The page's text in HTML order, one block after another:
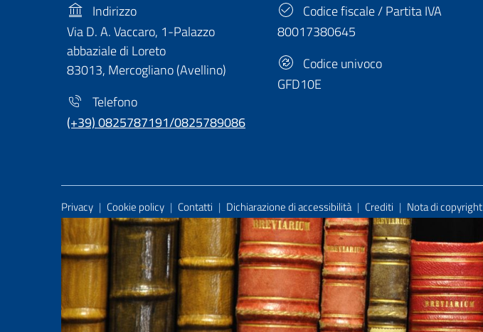
Indirizzo
Via D. A. Vaccaro, 1-Palazzo
abbaziale di Loreto
83013, Mercogliano (Avellino)
Telefono
(+39) 0825787191/0825789086
Codice fiscale / Partita IVA
80017380645
Codice univoco
GFD10E
Useful Links Section
Privacy | Cookie policy | Contatti | Dichiarazione di accessibilità | Crediti | Nota di copyright